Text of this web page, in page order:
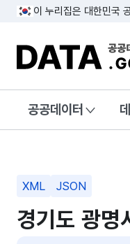
이 누리집은 대한민국
DATA.GO.KR
공공데이터
XML JSON
경기도 광명